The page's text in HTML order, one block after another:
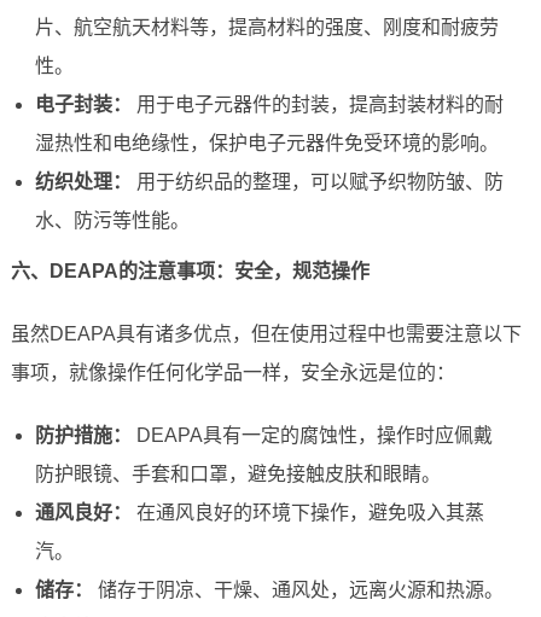
片、航空航天材料等，提高材料的强度、刚度和耐疲劳
性。
电子封装：
用于电子元器件的封装，提高封装材料的耐
湿热性和电绝缘性，保护电子元器件免受环境的影响。
纺织处理：
用于纺织品的整理，可以赋予织物防皱、防
水、防污等性能。
六、DEAPA的注意事项：安全，规范操作
虽然DEAPA具有诸多优点，但在使用过程中也需要注意以下
事项，就像操作任何化学品一样，安全永远是位的：
防护措施：
DEAPA具有一定的腐蚀性，操作时应佩戴
防护眼镜、手套和口罩，避免接触皮肤和眼睛。
通风良好：
在通风良好的环境下操作，避免吸入其蒸
汽。
储存：
储存于阴凉、干燥、通风处，远离火源和热源。